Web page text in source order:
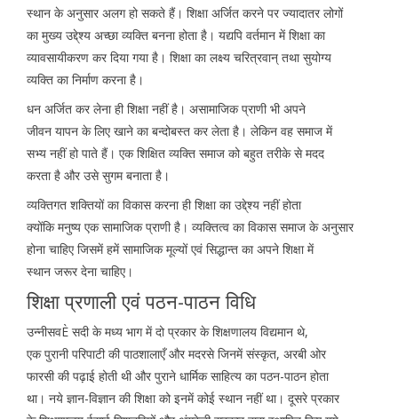
स्थान के अनुसार अलग हो सकते हैं। शिक्षा अर्जित करने पर ज्यादातर लोगों
का मुख्य उद्दे्श्य अच्छा व्यक्ति बनना होता है। यद्यपि वर्तमान में शिक्षा का
व्यावसायीकरण कर दिया गया है। शिक्षा का लक्ष्य चरित्रवान् तथा सुयोग्य
व्यक्ति का निर्माण करना है।
धन अर्जित कर लेना ही शिक्षा नहीं है। असामाजिक प्राणी भी अपने
जीवन यापन के लिए खाने का बन्दोबस्त कर लेता है। लेकिन वह समाज में
सभ्य नहीं हो पाते हैं। एक शिक्षित व्यक्ति समाज को बहुत तरीके से मदद
करता है और उसे सुगम बनाता है।
व्यक्तिगत शक्तियों का विकास करना ही शिक्षा का उद्दे्श्य नहीं होता
क्योंकि मनुष्य एक सामाजिक प्राणी है। व्यक्तित्व का विकास समाज के अनुसार
होना चाहिए जिसमें हमें सामाजिक मूल्यों एवं सिद्धान्त का अपने शिक्षा में
स्थान जरूर देना चाहिए।
शिक्षा प्रणाली एवं पठन-पाठन विधि
उन्नीसवÈ सदी के मध्य भाग में दो प्रकार के शिक्षणालय विद्यमान थे,
एक पुरानी परिपाटी की पाठशालाएँ और मदरसे जिनमें संस्कृत, अरबी ओर
फारसी की पढ़ाई होती थी और पुराने धार्मिक साहित्य का पठन-पाठन होता
था। नये ज्ञान-विज्ञान की शिक्षा को इनमें कोई स्थान नहीं था। दूसरे प्रकार